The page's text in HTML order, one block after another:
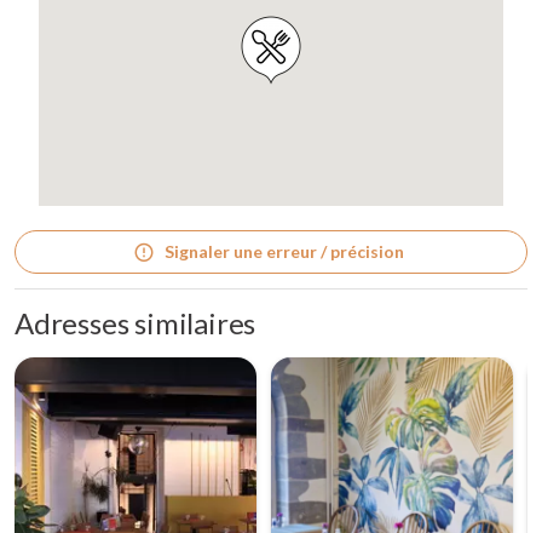
Signaler une erreur / précision
Adresses similaires